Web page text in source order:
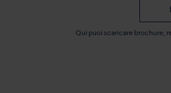
Qui puoi scaricare brochure,